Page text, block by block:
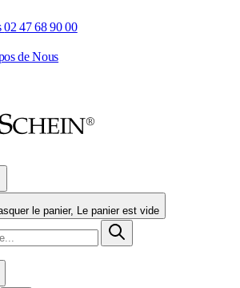
02 47 68 90 00
de Nous
Afficher/Masquer le panier, Le panier est vide